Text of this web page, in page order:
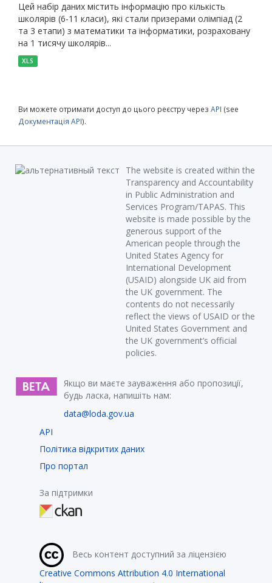
Цей набір даних містить інформацію про кількість
школярів (6-11 класи), які стали призерами олімпіад (2
та 3 етапи) з математики та інформатики, розраховану
на 1 тисячу школярів...
XLS
Ви можете отримати доступ до цього реєстру через API (see
Документація API).
The website is created within the
Transparency and Accountability
in Public Administration and
Services Program/TAPAS. This
website is made possible by the
generous support of the
American people through the
United States Agency for
International Development
(USAID) alongside UK aid from
the UK government. The
contents do not necessarily
reflect the views of USAID or the
United States Government and
the UK government’s official
policies.
Якщо ви маєте зауваження або пропозиції,
будь ласка, напишіть нам:
data@loda.gov.ua
API
Політика відкритих даних
Про портал
За підтримки
Весь контент доступний за ліцензією
Creative Commons Attribution 4.0 International